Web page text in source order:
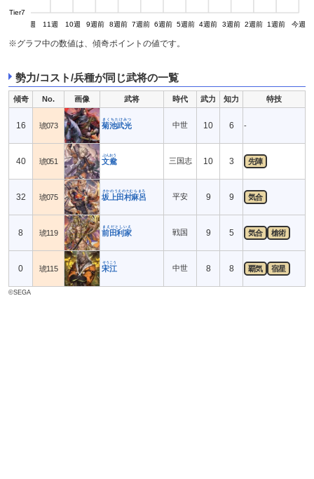
Tier7
12週 11週 10週 9週前 8週前 7週前 6週前 5週前 4週前 3週前 2週前 1週前 今週
※グラフ中の数値は、傾奇ポイントの値です。
勢力/コスト/兵種が同じ武将の一覧
傾奇 No. 画像 武将 時代 武力 知力 特技
16 琥073 菊池武光
きくちたけみつ
中世 10 6 -
40 琥051 文鴦
ぶんおう
三国志 10 3 先陣
32 琥075 坂上田村麻呂
さかのうえのたむらまろ
平安 9 9 気合
8 琥119 前田利家
まえだとしいえ
戦国 9 5 気合 槍術
0 琥115 宋江
そうこう
中世 8 8 覇気 宿星
©SEGA